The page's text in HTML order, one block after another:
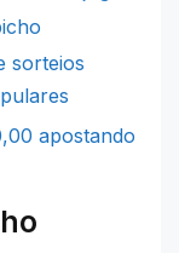
sorteios
apostando